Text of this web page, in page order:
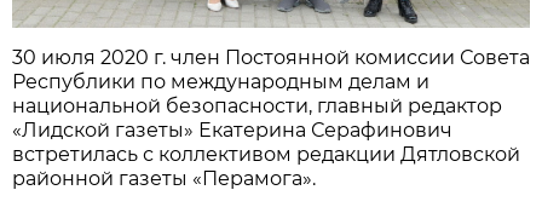
30 июля 2020 г. член Постоянной комиссии Совета
Республики по международным делам и
национальной безопасности, главный редактор
«Лидской газеты» Екатерина Серафинович
встретилась с коллективом редакции Дятловской
районной газеты «Перамога».